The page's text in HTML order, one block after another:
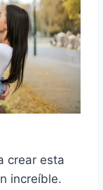
crear esta
increíble.